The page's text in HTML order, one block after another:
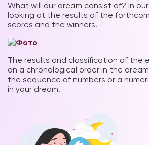
What will our dream consist of? In
looking at the results of the
scores and the winners.
The results and classification of the
on a chronological order in the
the sequence of numbers or a
in your dream.